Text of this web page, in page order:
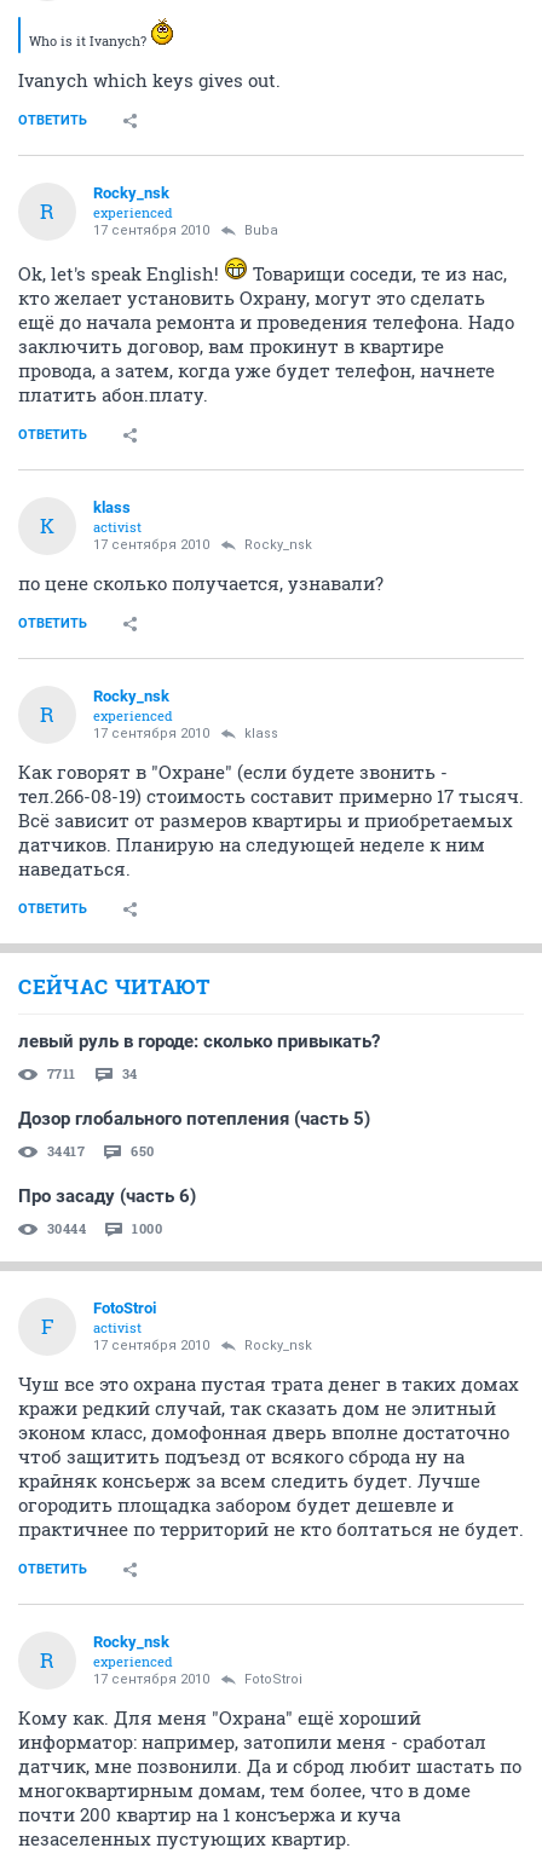
Who is it Ivanych?
Ivanych which keys gives out.
ОТВЕТИТЬ
R
Rocky_nsk
experienced
17 сентября 2010 Buba
Ok, let's speak English!
Товарищи соседи, те из нас,
кто желает установить Охрану, могут это сделать
ещё до начала ремонта и проведения телефона. Надо
заключить договор, вам прокинут в квартире
провода, а затем, когда уже будет телефон, начнете
платить абон.плату.
ОТВЕТИТЬ
K
klass
activist
17 сентября 2010 Rocky_nsk
по цене сколько получается, узнавали?
ОТВЕТИТЬ
R
Rocky_nsk
experienced
17 сентября 2010 klass
Как говорят в "Охране" (если будете звонить -
тел.266-08-19) стоимость составит примерно 17 тысяч.
Всё зависит от размеров квартиры и приобретаемых
датчиков. Планирую на следующей неделе к ним
наведаться.
ОТВЕТИТЬ
СЕЙЧАС ЧИТАЮТ
левый руль в городе: сколько привыкать?
7711 34
Дозор глобального потепления (часть 5)
34417 650
Про засаду (часть 6)
30444 1000
F
FotoStroi
activist
17 сентября 2010 Rocky_nsk
Чуш все это охрана пустая трата денег в таких домах
кражи редкий случай, так сказать дом не элитный
эконом класс, домофонная дверь вполне достаточно
чтоб защитить подъезд от всякого сброда ну на
крайняк консьерж за всем следить будет. Лучше
огородить площадка забором будет дешевле и
практичнее по территорий не кто болтаться не будет.
ОТВЕТИТЬ
R
Rocky_nsk
experienced
17 сентября 2010 FotoStroi
Кому как. Для меня "Охрана" ещё хороший
информатор: например, затопили меня - сработал
датчик, мне позвонили. Да и сброд любит шастать по
многоквартирным домам, тем более, что в доме
почти 200 квартир на 1 консъержа и куча
незаселенных пустующих квартир.